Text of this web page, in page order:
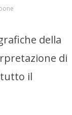
della
di
tutto il